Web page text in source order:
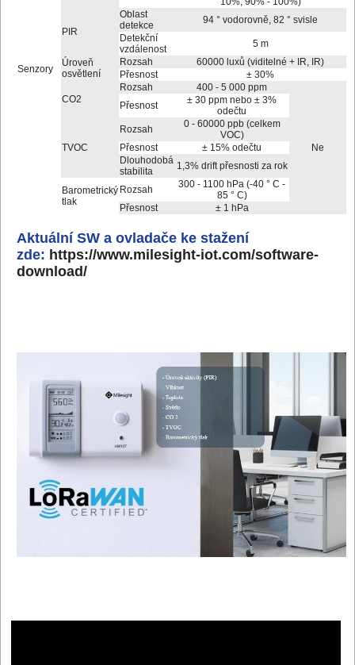
Senzory
PIR
Oblast
detekce
94 ° vodorovně, 82 ° svisle
Detekční
vzdálenost
5 m
Úroveň
osvětlení
Rozsah
60000 luxů (viditelné + IR, IR)
Přesnost
± 30%
CO2
Rozsah 400 - 5 000 ppm
Ne
Přesnost
± 30 ppm nebo ± 3%
odečtu
TVOC
Rozsah
0 - 60000 ppb (celkem
VOC)
Přesnost
± 15% odečtu
Dlouhodobá
stabilita
1,3% drift přesnosti za rok
Barometrický
tlak
Rozsah
300 - 1100 hPa (-40 ° C -
85 ° C)
Přesnost
± 1 hPa
Aktuální SW a ovladače ke stažení
zde: https://www.milesight-iot.com/software-
download/